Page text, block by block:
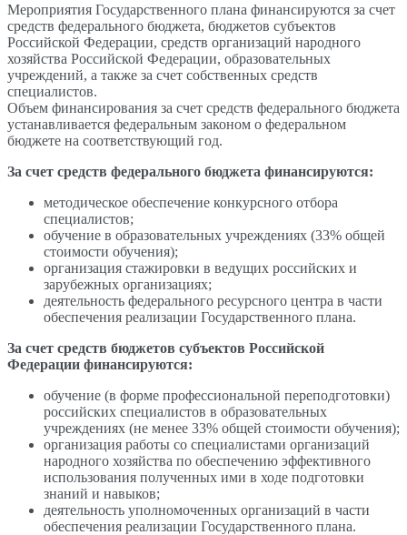
Мероприятия Государственного плана финансируются за счет
средств федерального бюджета, бюджетов субъектов
Российской Федерации, средств организаций народного
хозяйства Российской Федерации, образовательных
учреждений, а также за счет собственных средств
специалистов.
Объем финансирования за счет средств федерального бюджета
устанавливается федеральным законом о федеральном
бюджете на соответствующий год.
За счет средств федерального бюджета финансируются:
­методическое обеспечение конкурсного отбора
специалистов;
обучение в образовательных учреждениях (33% общей
стоимости обучения);
­организация стажировки в ведущих российских и
зарубежных организациях;
­деятельность федерального ресурсного центра в части
обеспечения реализации Государственного плана.
За счет средств бюджетов субъектов Российской
Федерации финансируются:
обучение (в форме профессиональной переподготовки)
российских специалистов в образовательных
учреждениях (не менее 33% общей стоимости обучения);
организация работы со специалистами организаций
народного хозяйства по обеспечению эффективного
использования полученных ими в ходе подготовки
знаний и навыков;
деятельность уполномоченных организаций в части
обеспечения реализации Государственного плана.